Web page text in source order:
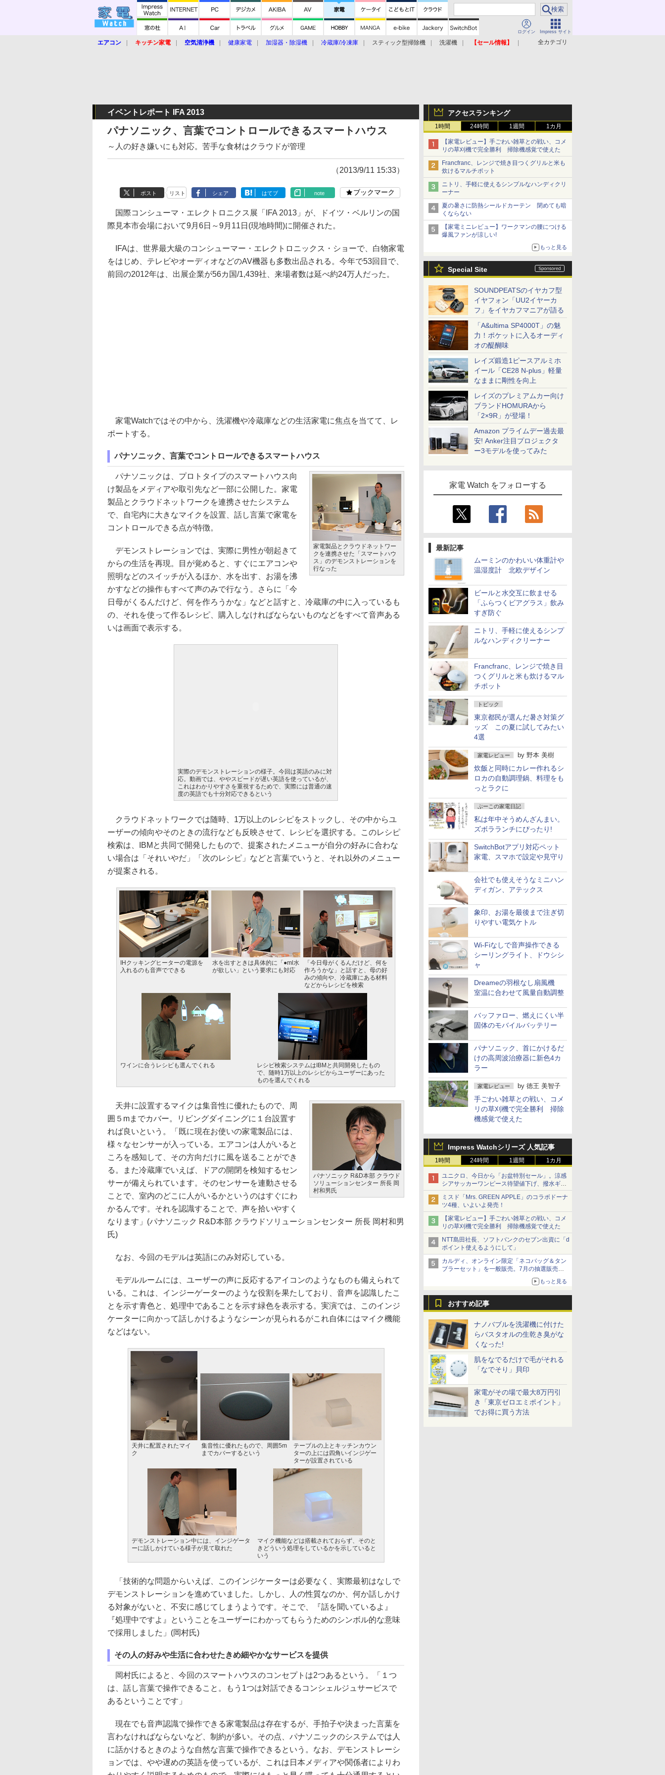
ログイン Impress サイト
全カテゴリ
エアコン キッチン家電 空気清浄機 健康家電 加湿器・除湿機 冷蔵庫/冷凍庫 スティック型掃除機 洗濯機
【セール情報】
アクセスランキング
1時間 24時間 1週間 1カ月
【家電レビュー】手ごわい雑草との戦い、コメ
リの草刈機で完全勝利 掃除機感覚で使えた
Francfranc、レンジで焼き目つくグリルと米も
炊けるマルチポット
ニトリ、手軽に使えるシンプルなハンディクリ
ーナー
夏の暑さに防熱シールドカーテン 閉めても暗
くならない
【家電ミニレビュー】ワークマンの腰につける
爆風ファンが涼しい!
もっと見る
Special Site
SOUNDPEATSのイヤカフ型
イヤフォン「UU2イヤーカ
フ」をイヤカフマニアが語る
「A&ultima SP4000T」の魅
力！ポケットに入るオーディ
オの醍醐味
レイズ鍛造1ピースアルミホ
イール「CE28 N-plus」軽量
なままに剛性を向上
レイズのプレミアムカー向け
ブランドHOMURAから
「2×9R」が登場！
Amazon プライムデー過去最
安! Anker注目プロジェクタ
ー3モデルを使ってみた
家電 Watch をフォローする
最新記事
ムーミンのかわいい体重計や
温湿度計 北欧デザイン
ビールと水交互に飲ませる
「ふらつくビアグラス」飲み
すぎ防ぐ
ニトリ、手軽に使えるシンプ
ルなハンディクリーナー
Francfranc、レンジで焼き目
つくグリルと米も炊けるマル
チポット
トピック
東京都民が選んだ暑さ対策グ
ッズ この夏に試してみたい
4選
家電レビュー by 野本 美樹
炊飯と同時にカレー作れるシ
ロカの自動調理鍋、料理をも
っとラクに
ぷーこの家電日記
私は年中そうめんざんまい。
ズボラランチにぴったり!
SwitchBotアプリ対応ペット
家電、スマホで設定や見守り
会社でも使えそうなミニハン
ディガン、アテックス
象印、お湯を最後まで注ぎ切
りやすい電気ケトル
Wi-Fiなしで音声操作できる
シーリングライト、ドウシシ
ャ
Dreameの羽根なし扇風機
室温に合わせて風量自動調整
バッファロー、燃えにくい半
固体のモバイルバッテリー
パナソニック、首にかけるだ
けの高周波治療器に新色4カ
ラー
家電レビュー by 徳王 美智子
手ごわい雑草との戦い、コメ
リの草刈機で完全勝利 掃除
機感覚で使えた
Impress Watchシリーズ 人気記事
1時間 24時間 1週間 1カ月
ユニクロ、今日から「お盆特別セール」。涼感
シアサッカーワンピース待望値下げ、撥水ギア
ショーツは1990円に
ミスド「Mrs. GREEN APPLE」のコラボドーナ
ツ4種、いよいよ発売！
【家電レビュー】手ごわい雑草との戦い、コメ
リの草刈機で完全勝利 掃除機感覚で使えた
NTT島田社長、ソフトバンクのセブン出資に「d
ポイント使えるようにして」
カルディ、オンライン限定「ネコバッグ＆タン
ブラーセット」を一般販売。7月の抽選販売の
もっと見る
おすすめ記事
ナノバブルを洗濯機に付けた
らバスタオルの生乾き臭がな
くなった!
肌をなでるだけで毛がそれる
「なでそり」貝印
家電がその場で最大8万円引
き「東京ゼロエミポイント」
でお得に買う方法
イベントレポート IFA 2013
パナソニック、言葉でコントロールできるスマートハウス
～人の好き嫌いにも対応。苦手な食材はクラウドが管理
（2013/9/11 15:33）
ポスト リスト シェア はてブ note ブックマーク
国際コンシューマ・エレクトロニクス展「IFA 2013」が、ドイツ・ベルリンの国
際見本市会場において9月6日～9月11日(現地時間)に開催された。
IFAは、世界最大級のコンシューマー・エレクトロニックス・ショーで、白物家電
をはじめ、テレビやオーディオなどのAV機器も多数出品される。今年で53回目で、
前回の2012年は、出展企業が56カ国/1,439社、来場者数は延べ約24万人だった。
家電Watchではその中から、洗濯機や冷蔵庫などの生活家電に焦点を当てて、レ
ポートする。
パナソニック、言葉でコントロールできるスマートハウス
家電製品とクラウドネットワー
クを連携させた「スマートハウ
ス」のデモンストレーションを
行なった
パナソニックは、プロトタイプのスマートハウス向
け製品をメディアや取引先など一部に公開した。家電
製品とクラウドネットワークを連携させたシステム
で、自宅内に大きなマイクを設置、話し言葉で家電を
コントロールできる点が特徴。
デモンストレーションでは、実際に男性が朝起きて
からの生活を再現。目が覚めると、すぐにエアコンや
照明などのスイッチが入るほか、水を出す、お湯を沸
かすなどの操作もすべて声のみで行なう。さらに「今
日母がくるんだけど、何を作ろうかな」などと話すと、冷蔵庫の中に入っているも
の、それを使って作るレシピ、購入しなければならないものなどをすべて音声ある
いは画面で表示する。
実際のデモンストレーションの様子。今回は英語のみに対
応。動画では、ややスピードが遅い英語を使っているが、
これはわかりやすさを重視するためで、実際には普通の速
度の英語でも十分対応できるという
クラウドネットワークでは随時、1万以上のレシピをストックし、その中からユ
ーザーの傾向やそのときの流行なども反映させて、レシピを選択する。このレシピ
検索は、IBMと共同で開発したもので、提案されたメニューが自分の好みに合わな
い場合は「それいやだ」「次のレシピ」などと言葉でいうと、それ以外のメニュー
が提案される。
IHクッキングヒーターの電源を
入れるのも音声でできる
水を出すときは具体的に「●ml水
が欲しい」という要求にも対応
「今日母がくるんだけど、何を
作ろうかな」と話すと、母の好
みの傾向や、冷蔵庫にある材料
などからレシピを検索
ワインに合うレシピも選んでくれる
レシピ検索システムはIBMと共同開発したもの
で、随時1万以上のレシピからユーザーにあった
ものを選んでくれる
パナソニック R&D本部 クラウド
ソリューションセンター 所長 岡
村和男氏
天井に設置するマイクは集音性に優れたもので、周
囲５mまでカバー。リビングダイニングに１台設置す
れば良いという。「既に現在お使いの家電製品には、
様々なセンサーが入っている。エアコンは人がいると
ころを感知して、その方向だけに風を送ることができ
る。また冷蔵庫でいえば、ドアの開閉を検知するセン
サーが備えられています。そのセンサーを連動させる
ことで、室内のどこに人がいるかというのはすぐにわ
かるんです。それを認識することで、声を拾いやすく
なります」(パナソニック R&D本部 クラウドソリューションセンター 所長 岡村和男
氏)
なお、今回のモデルは英語にのみ対応している。
モデルルームには、ユーザーの声に反応するアイコンのようなものも備えられて
いる。これは、インジーゲーターのような役割を果たしており、音声を認識したこ
とを示す青色と、処理中であることを示す緑色を表示する。実演では、このインジ
ケーターに向かって話しかけるようなシーンが見られるがこれ自体にはマイク機能
などはない。
天井に配置されたマイ
ク
集音性に優れたもので、周囲5m
までカバーするという
テーブルの上とキッチンカウン
ターの上には四角いインジゲー
ターが設置されている
デモンストレーション中には、インジゲータ
ーに話しかけている様子が見て取れた
マイク機能などは搭載されておらず、そのと
きどういう処理をしているかを示していると
いう
「技術的な問題からいえば、このインジケーターは必要なく、実際最初はなしで
デモンストレーションを進めていました。しかし、人の性質なのか、何か話しかけ
る対象がないと、不安に感じてしまうようです。そこで、『話を聞いているよ』
『処理中ですよ』ということをユーザーにわかってもらうためのシンボル的な意味
で採用しました」(岡村氏)
その人の好みや生活に合わせたきめ細やかなサービスを提供
岡村氏によると、今回のスマートハウスのコンセプトは2つあるという。「１つ
は、話し言葉で操作できること。もう1つは対話できるコンシェルジュサービスで
あるということです」
現在でも音声認識で操作できる家電製品は存在するが、手拍子や決まった言葉を
言わなければならないなど、制約が多い。その点、パナソニックのシステムでは人
に話かけるときのような自然な言葉で操作できるという。なお、デモンストレーシ
ョンでは、やや遅めの英語を使っているが、これは日本メディアや関係者によりわ